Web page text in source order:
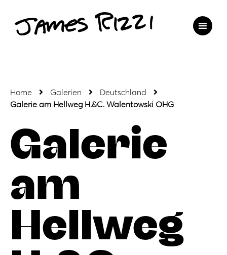
Home Galerien
Deutschland
Galerie am Hellweg H.&C. Walentowski OHG
Galerie
am
Hellweg